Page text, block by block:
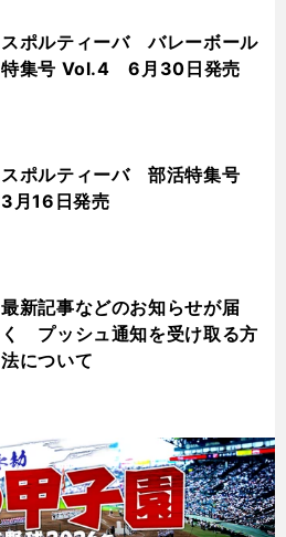
スポルティーバ バレーボール
特集号 Vol.4 6月30日発売
スポルティーバ 部活特集号
3月16日発売
最新記事などのお知らせが届
く プッシュ通知を受け取る方
法について